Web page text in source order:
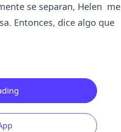
se separan, Helen me
Entonces, dice algo que